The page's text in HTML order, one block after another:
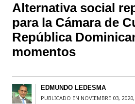
Alternativa social
para la Cámara de
República
momentos
EDMUNDO LEDESMA
PUBLICADO EN NOVIEMBRE 03,